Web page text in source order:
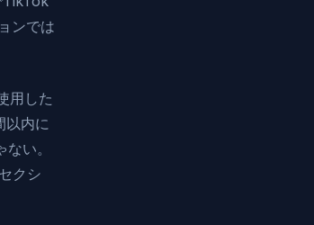
ンでは
用した
以内に
い。
クシ